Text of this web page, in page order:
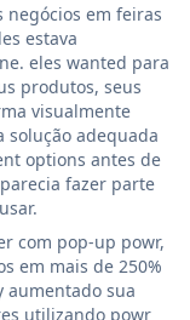
negócios em feiras
estava
eles wanted para
produtos, seus
visualmente
solução adequada
options antes de
fazer parte
com pop-up powr,
em mais de 250%
aumentado sua
utilizando powr